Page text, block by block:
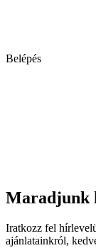
Belépés
Maradjunk
Iratkozz fel
ajánlatainkról,